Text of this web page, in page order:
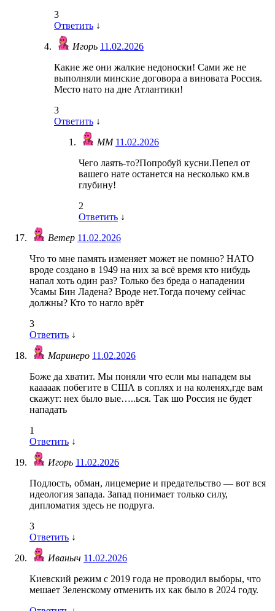
3
Ответить ↓
Игорь 11.02.2026
Какие же они жалкие недоноски! Сами же не
выполняли минские договора а виновата Россия.
Место нато на дне Атлантики!
3
Ответить ↓
ММ 11.02.2026
Чего лаять-то?Попробуй кусни.Пепел от
вашего нате останется на несколько км.в
глубину!
2
Ответить ↓
Ветер 11.02.2026
Что то мне память изменяет может не помню? НАТО
вроде создано в 1949 на них за всё время кто нибудь
напал хоть один раз? Только без бреда о нападении
Усамы Бин Ладена? Вроде нет.Тогда почему сейчас
должны? Кто то нагло врёт
3
Ответить ↓
Маринеро 11.02.2026
Боже да хватит. Мы поняли что если мы нападем вы
кааааак побегите в США в соплях и на коленях,где вам
скажут: нех было вые…..ься. Так шо Россия не будет
нападать
1
Ответить ↓
Игорь 11.02.2026
Подлость, обман, лицемерие и предательство — вот вся
идеология запада. Запад понимает только силу,
дипломатия здесь не подруга.
3
Ответить ↓
Иваныч 11.02.2026
Киевский режим с 2019 года не проводил выборы, что
мешает Зеленскому отменить их как было в 2024 году.